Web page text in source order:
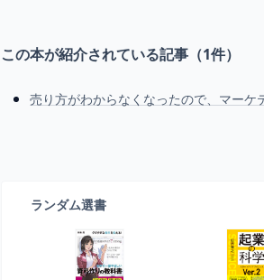
この本が紹介されている記事（1件）
売り方がわからなくなったので、マーケ
ランダム選書